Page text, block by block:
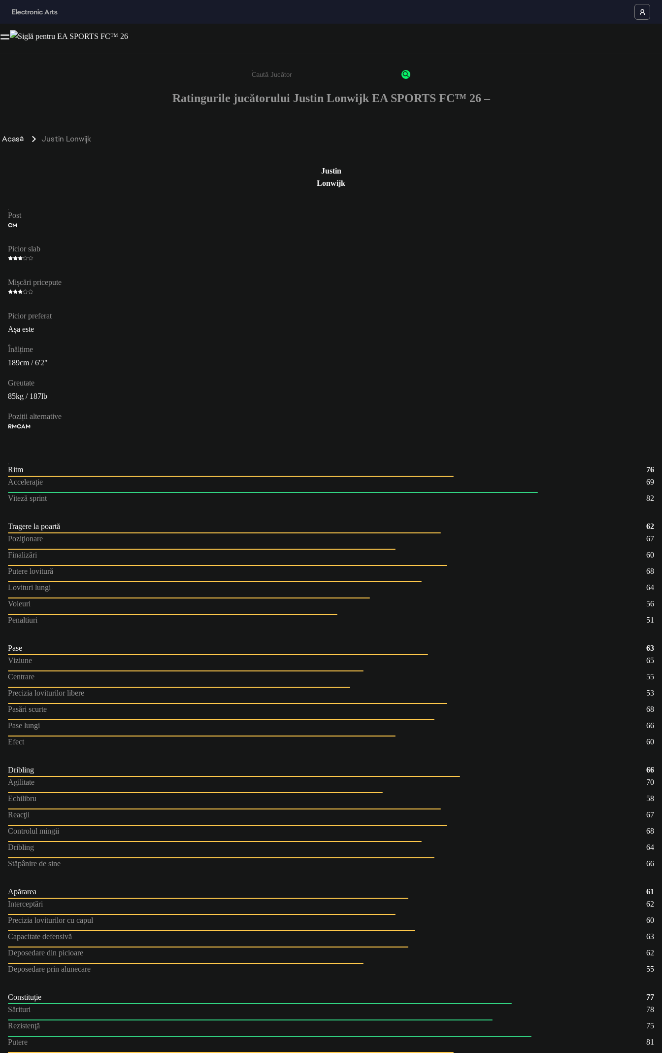
Enter a minimum of 3 characters or numbers
Ratingurile jucătorului Justin Lonwijk EA SPORTS FC™ 26 –
Acasă Justin Lonwijk
Justin
Lonwijk
Post
CM
Picior slab
Mișcări pricepute
Picior preferat
Așa este
Înălțime
189cm / 6'2"
Greutate
85kg / 187lb
Poziții alternative
RMCAM
Ritm
76
Accelerație
69
Viteză sprint
82
Tragere la poartă
62
Poziţionare
67
Finalizări
60
Putere lovitură
68
Lovituri lungi
64
Voleuri
56
Penaltiuri
51
Pase
63
Viziune
65
Centrare
55
Precizia loviturilor libere
53
Pasări scurte
68
Pase lungi
66
Efect
60
Dribling
66
Agilitate
70
Echilibru
58
Reacţii
67
Controlul mingii
68
Dribling
64
Stăpânire de sine
66
Apărarea
61
Interceptări
62
Precizia loviturilor cu capul
60
Capacitate defensivă
63
Deposedare din picioare
62
Deposedare prin alunecare
55
Constituție
77
Sărituri
78
Rezistenţă
75
Putere
81